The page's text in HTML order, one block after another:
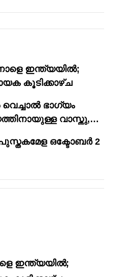
ഇന്ത്യയിൽ;
കൂടിക്കാഴ്ച
വെച്ചാൽ ഭാഗ്യം
വാസ്തു,
പുസ്തകമേള ഒക്ടോബർ 2
ഇന്ത്യയിൽ;